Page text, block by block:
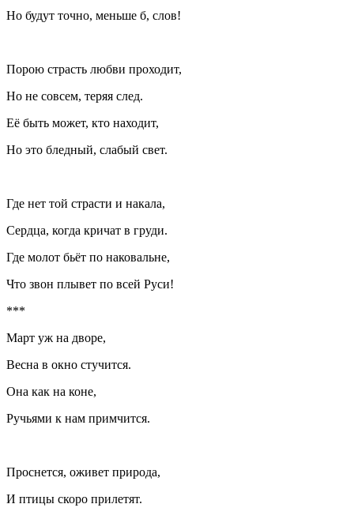
Но будут точно, меньше б, слов!
Порою страсть любви проходит,
Но не совсем, теряя след.
Её быть может, кто находит,
Но это бледный, слабый свет.
Где нет той страсти и накала,
Сердца, когда кричат в груди.
Где молот бьёт по наковальне,
Что звон плывет по всей Руси!
***
Март уж на дворе,
Весна в окно стучится.
Она как на коне,
Ручьями к нам примчится.
Проснется, оживет природа,
И птицы скоро прилетят.